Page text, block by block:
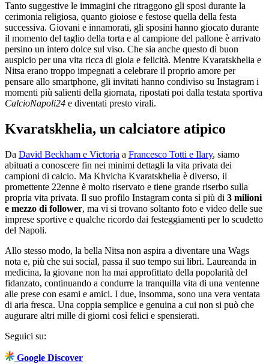
Tanto suggestive le immagini che ritraggono gli sposi durante la
cerimonia religiosa, quanto gioiose e festose quella della festa
successiva. Giovani e innamorati, gli sposini hanno giocato durante
il momento del taglio della torta e al campione del pallone è arrivato
persino un intero dolce sul viso. Che sia anche questo di buon
auspicio per una vita ricca di gioia e felicità. Mentre Kvaratskhelia e
Nitsa erano troppo impegnati a celebrare il proprio amore per
pensare allo smartphone, gli invitati hanno condiviso su Instagram i
momenti più salienti della giornata, ripostati poi dalla testata sportiva
CalcioNapoli24 e diventati presto virali.
Kvaratskhelia, un calciatore atipico
Da David Beckham e Victoria a Francesco Totti e Ilary, siamo
abituati a conoscere fin nei minimi dettagli la vita privata dei
campioni di calcio. Ma Khvicha Kvaratskhelia è diverso, il
promettente 22enne è molto riservato e tiene grande riserbo sulla
propria vita privata. Il suo profilo Instagram conta sì più di 3 milioni
e mezzo di follower, ma vi si trovano soltanto foto e video delle sue
imprese sportive e qualche ricordo dai festeggiamenti per lo scudetto
del Napoli.
Allo stesso modo, la bella Nitsa non aspira a diventare una Wags
nota e, più che sui social, passa il suo tempo sui libri. Laureanda in
medicina, la giovane non ha mai approfittato della popolarità del
fidanzato, continuando a condurre la tranquilla vita di una ventenne
alle prese con esami e amici. I due, insomma, sono una vera ventata
di aria fresca. Una coppia semplice e genuina a cui non si può che
augurare altri mille di giorni così felici e spensierati.
Seguici su:
Google Discover